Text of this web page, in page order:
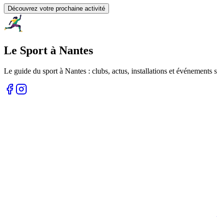
Découvrez votre prochaine activité
Le Sport à Nantes
Le guide du sport à Nantes : clubs, actus, installations et événements